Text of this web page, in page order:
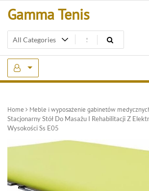
Gamma Tenis
Home Meble i wyposażenie gabinetów
Stacjonarny Stół Do Masażu I Rehabilitacji Z
Wysokości Ss E05